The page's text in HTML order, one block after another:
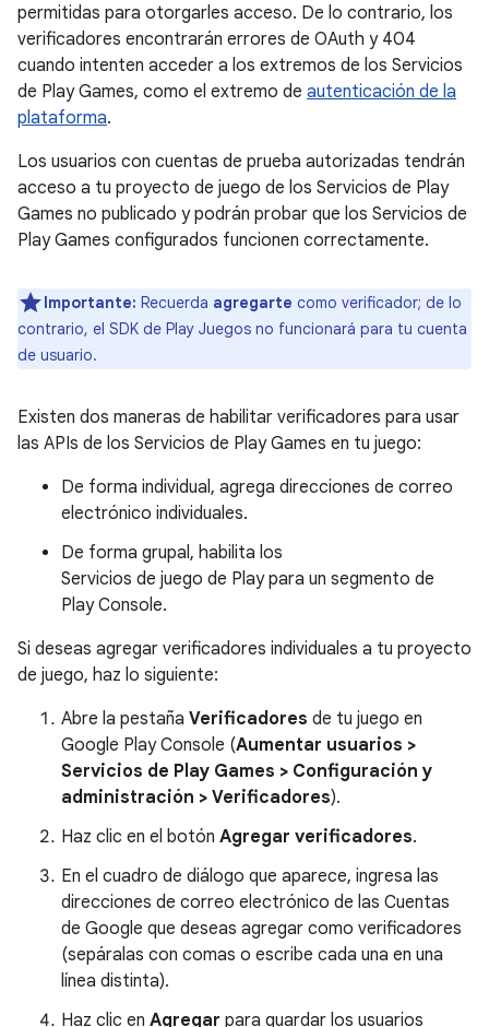
permitidas para otorgarles acceso. De lo contrario, los
verificadores encontrarán errores de OAuth y 404
cuando intenten acceder a los extremos de los Servicios
de Play Games, como el extremo de autenticación de la
plataforma.
Los usuarios con cuentas de prueba autorizadas tendrán
acceso a tu proyecto de juego de los Servicios de Play
Games no publicado y podrán probar que los Servicios de
Play Games configurados funcionen correctamente.
Importante: Recuerda agregarte como verificador; de lo
contrario, el SDK de Play Juegos no funcionará para tu cuenta
de usuario.
Existen dos maneras de habilitar verificadores para usar
las APIs de los Servicios de Play Games en tu juego:
De forma individual, agrega direcciones de correo
electrónico individuales.
De forma grupal, habilita los
Servicios de juego de Play para un segmento de
Play Console.
Si deseas agregar verificadores individuales a tu proyecto
de juego, haz lo siguiente:
Abre la pestaña Verificadores de tu juego en
Google Play Console (Aumentar usuarios >
Servicios de Play Games > Configuración y
administración > Verificadores).
Haz clic en el botón Agregar verificadores.
En el cuadro de diálogo que aparece, ingresa las
direcciones de correo electrónico de las Cuentas
de Google que deseas agregar como verificadores
(sepáralas con comas o escribe cada una en una
línea distinta).
Haz clic en Agregar para guardar los usuarios